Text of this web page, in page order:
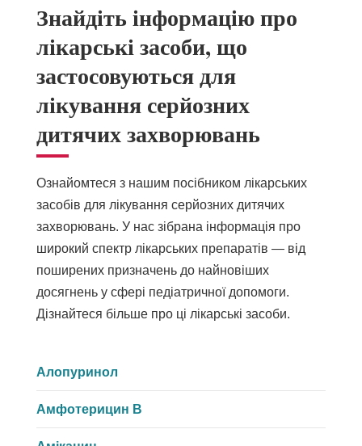
Знайдіть інформацію про
лікарські засоби, що
застосовуються для
лікування серйозних
дитячих захворювань
Ознайомтеся з нашим посібником лікарських
засобів для лікування серйозних дитячих
захворювань. У нас зібрана інформація про
широкий спектр лікарських препаратів — від
поширених призначень до найновіших
досягнень у сфері педіатричної допомоги.
Дізнайтеся більше про ці лікарські засоби.
Алопуринол
Амфотерицин В